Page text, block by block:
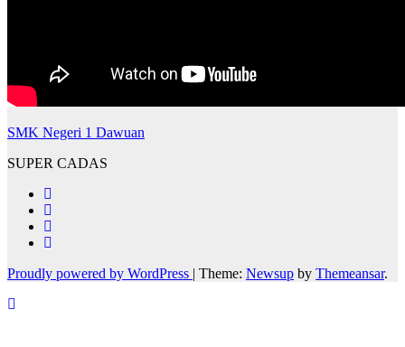
SMK Negeri 1 Dawuan
SUPER CADAS
Proudly powered by WordPress | Theme: Newsup by Themeansar.